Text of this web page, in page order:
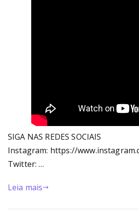
SIGA NAS REDES SOCIAIS
Instagram: https://
Twitter: …
Leia mais